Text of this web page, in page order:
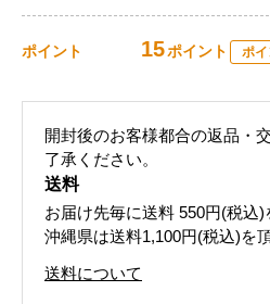
ポイント 15ポイント ポ
開封後のお客様都合の返品・
了承ください。
送料
お届け先毎に送料 550円(税込)
沖縄県は送料1,100円(税込)を
送料について